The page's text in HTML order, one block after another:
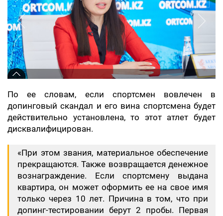
По ее словам, если спортсмен вовлечен в
допинговый скандал и его вина спортсмена будет
действительно установлена, то этот атлет будет
дисквалифицирован.
«При этом звания, материальное обеспечение
прекращаются. Также возвращается денежное
вознаграждение. Если спортсмену выдана
квартира, он может оформить ее на свое имя
только через 10 лет. Причина в том, что при
допинг-тестировании берут 2 пробы. Первая